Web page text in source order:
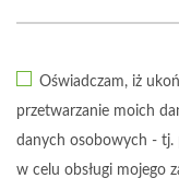
Oświadczam, iż
przetwarzanie moich
danych osobowych - tj.
w celu obsługi mojego